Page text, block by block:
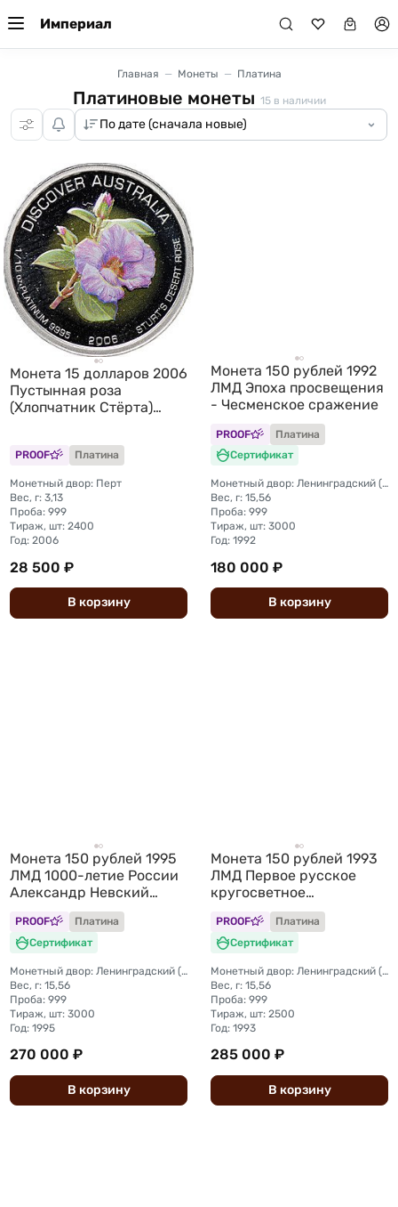
Империал
Главная Монеты Платина
Платиновые монеты 15в наличии
Монета 15 долларов 2006
Пустынная роза
(Хлопчатник Стёрта)
PROOF Платина
Монетный двор: Перт
Вес, г: 3,13
Проба: 999
Тираж, шт: 2400
Год: 2006
28 500 ₽
В корзину
Монета 150 рублей 1992
ЛМД Эпоха просвещения
- Чесменское сражение
PROOF
Платина
Сертификат
Монетный двор: Ленинградский (ЛМД)
Вес, г: 15,56
Проба: 999
Тираж, шт: 3000
Год: 1992
180 000 ₽
В корзину
Монета 150 рублей 1995
ЛМД 1000-летие России
Александр Невский
Сражение на реке Нева
PROOF
Платина
Сертификат
Монетный двор: Ленинградский (ЛМД)
Вес, г: 15,56
Проба: 999
Тираж, шт: 3000
Год: 1995
270 000 ₽
В корзину
Монета 150 рублей 1993
ЛМД Первое русское
кругосветное
путешествие -
Английская набережная
PROOF
Платина
Сертификат
Монетный двор: Ленинградский (ЛМД)
Вес, г: 15,56
Проба: 999
Тираж, шт: 2500
Год: 1993
285 000 ₽
В корзину